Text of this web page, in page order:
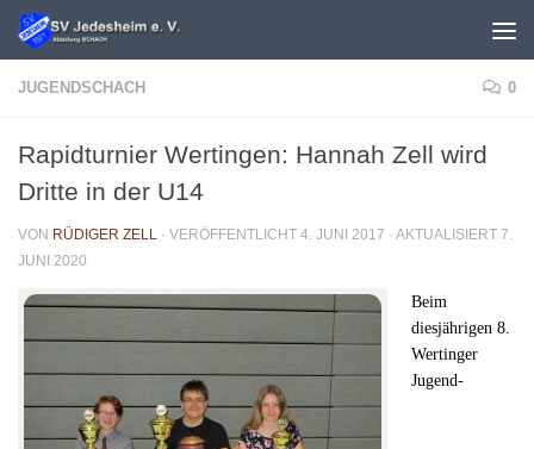
Unter dem Inhalt
JUGENDSCHACH 0
Rapidturnier Wertingen: Hannah Zell wird
Dritte in der U14
VON RÜDIGER ZELL · VERÖFFENTLICHT 4. JUNI 2017 · AKTUALISIERT 7.
JUNI 2020
Beim
diesjährigen 8.
Wertinger
Jugend-